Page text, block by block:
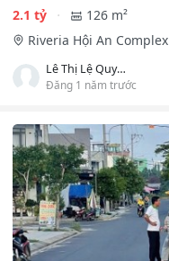
2.1 tỷ
126 m²
Riveria Hội An Complex
Lê Thị Lệ Quyên
Đăng 1 năm trước